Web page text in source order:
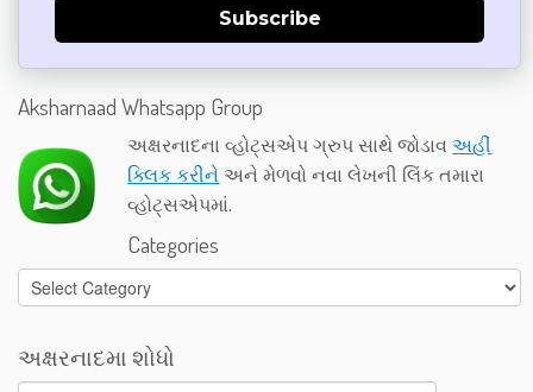
Subscribe
Aksharnaad Whatsapp Group
અક્ષરનાદના વ્હોટ્સએપ ગ્રુપ સાથે જોડાવઅહીં
ક્લિક કરીને અને મેળવો નવા લેખની લિંક તમારા
વ્હોટ્સએપમાં.
Categories
Categories
અક્ષરનાદમા શોધો